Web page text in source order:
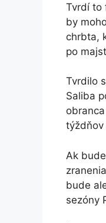
Tvrdí to
by
chrbta,
po
Tvrdilo
Saliba
týždňov
Ak
bude
sezóny